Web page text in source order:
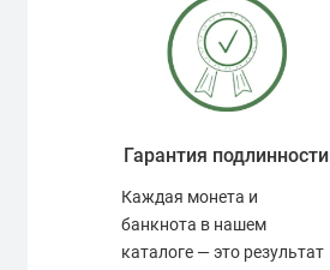
Гарантия подлинности
Каждая монета и
банкнота в нашем
каталоге — это результат